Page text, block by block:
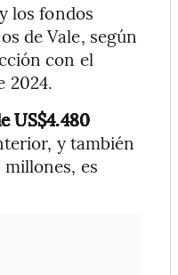
los fondos
de Vale, según
con el
2024.
US$4.480
y también
es